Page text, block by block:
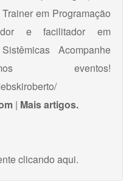
em Programação
e facilitador em
Acompanhe
eventos!
| Mais artigos.
clicando aqui.